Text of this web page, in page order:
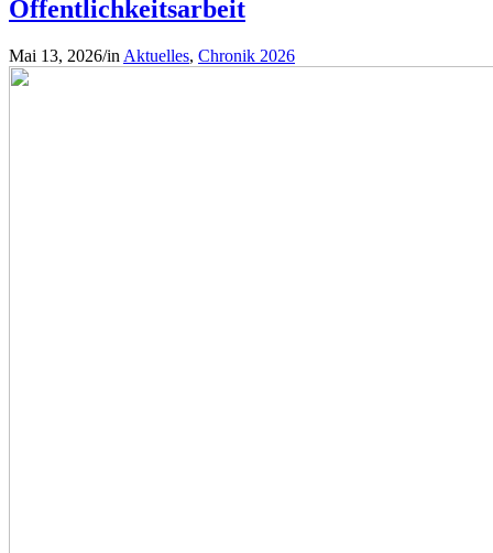
Öffentlichkeitsarbeit
Mai 13, 2026/in Aktuelles, Chronik 2026